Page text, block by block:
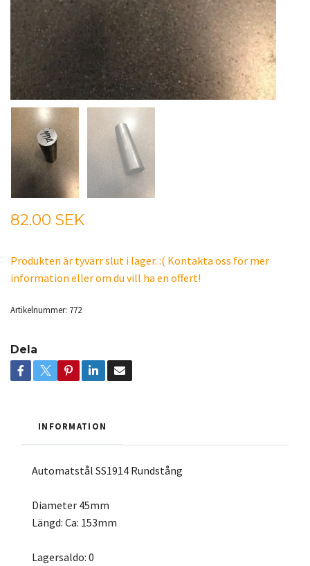
82.00 SEK
Produkten är tyvärr slut i lager. :( Kontakta oss för mer
information eller om du vill ha en offert!
Artikelnummer: 772
Dela
INFORMATION
Automatstål SS1914 Rundstång
Diameter 45mm
Längd: Ca: 153mm
Lagersaldo: 0